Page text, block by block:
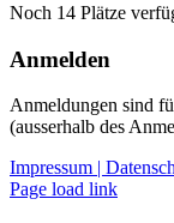
Noch 14 Plätze
Anmelden
Anmeldungen sind
(ausserhalb des
Impressum |
Page load link